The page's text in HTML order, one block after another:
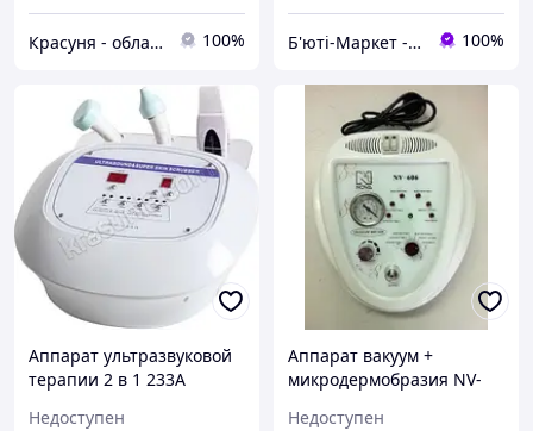
Красуня - обладнання для салонів краси 100% Б'юті-Маркет - обладнання для салонів краси 100%
Аппарат ультразвуковой
терапии 2 в 1 233A
Недоступен
Аппарат вакуум +
микродермобразия NV-
Недоступен